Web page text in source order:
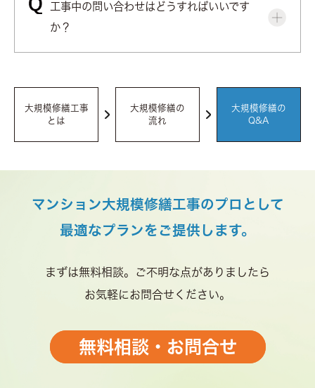
工事中の問い合わせはどうすればいいです
か？
大規模修繕工事
とは
大規模修繕の
流れ
大規模修繕の
Q&A
マンション大規模修繕工事のプロとして
最適なプランをご提供します。
まずは無料相談。ご不明な点がありましたら
お気軽にお問合せください。
無料相談・お問合せ